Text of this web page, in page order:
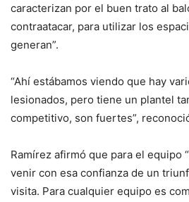
caracterizan por el buen trato al
contraatacar, para utilizar los
generan”.
“Ahí estábamos viendo que hay
lesionados, pero tiene un plantel
competitivo, son fuertes”,
Ramírez afirmó que para el equipo
venir con esa confianza de un
visita. Para cualquier equipo es